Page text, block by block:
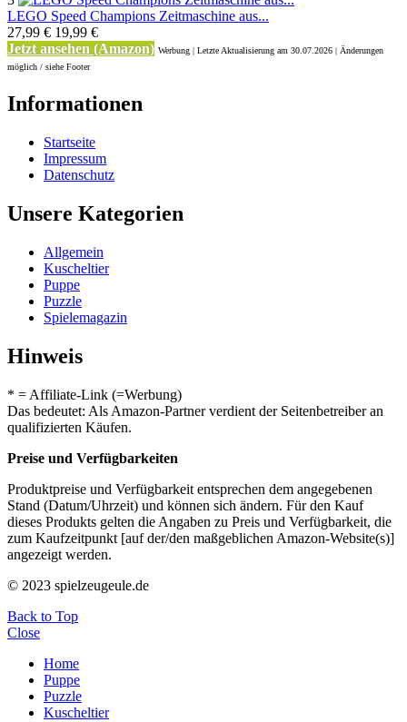
LEGO Speed Champions Zeitmaschine aus...
27,99 € 19,99 €
Jetzt ansehen (Amazon) Werbung | Letzte Aktualisierung am 30.07.2026 | Änderungen
möglich / siehe Footer
Informationen
Startseite
Impressum
Datenschutz
Unsere Kategorien
Allgemein
Kuscheltier
Puppe
Puzzle
Spielemagazin
Hinweis
* = Affiliate-Link (=Werbung)
Das bedeutet: Als Amazon-Partner verdient der Seitenbetreiber an
qualifizierten Käufen.
Preise und Verfügbarkeiten
Produktpreise und Verfügbarkeit entsprechen dem angegebenen
Stand (Datum/Uhrzeit) und können sich ändern. Für den Kauf
dieses Produkts gelten die Angaben zu Preis und Verfügbarkeit, die
zum Kaufzeitpunkt [auf der/den maßgeblichen Amazon-Website(s)]
angezeigt werden.
© 2023 spielzeugeule.de
Back to Top
Close
Home
Puppe
Puzzle
Kuscheltier